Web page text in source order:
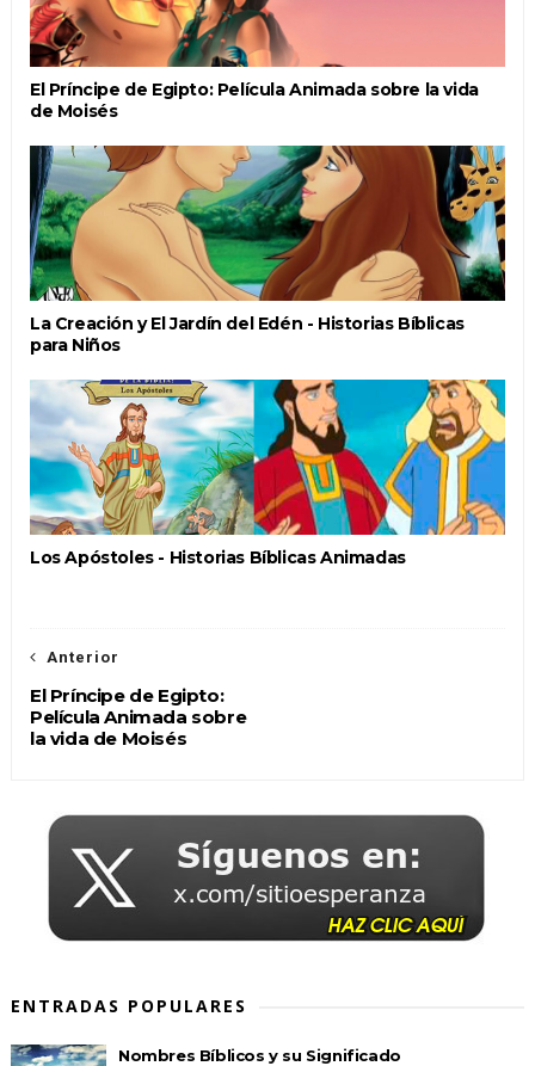
El Príncipe de Egipto: Película Animada sobre la vida
de Moisés
La Creación y El Jardín del Edén - Historias Bíblicas
para Niños
Los Apóstoles - Historias Bíblicas Animadas
Anterior
El Príncipe de Egipto:
Película Animada sobre
la vida de Moisés
ENTRADAS POPULARES
Nombres Bíblicos y su Significado